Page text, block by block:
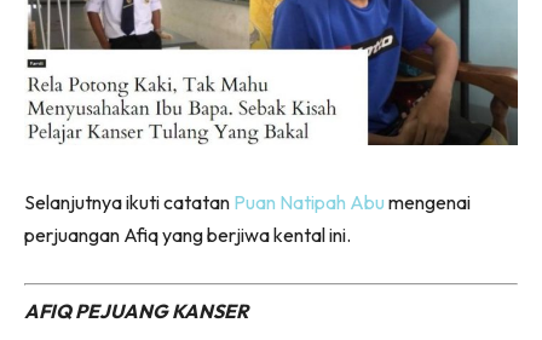
Selanjutnya ikuti catatan Puan Natipah Abu mengenai
perjuangan Afiq yang berjiwa kental ini.
AFIQ PEJUANG KANSER